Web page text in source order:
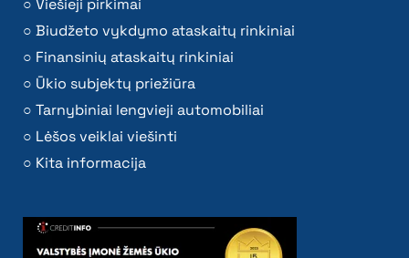
Viešieji pirkimai
Biudžeto vykdymo ataskaitų rinkiniai
Finansinių ataskaitų rinkiniai
Ūkio subjektų priežiūra
Tarnybiniai lengvieji automobiliai
Lėšos veiklai viešinti
Kita informacija